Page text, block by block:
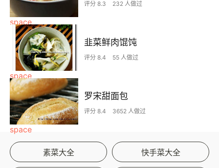
评分 8.3 232 人做过
韭菜鲜肉馄饨
评分 8.4 55 人做过
罗宋甜面包
评分 8.4 3652 人做过
素菜大全 快手菜大全